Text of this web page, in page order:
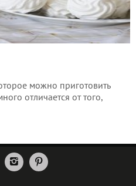
можно приготовить
отличается от того,